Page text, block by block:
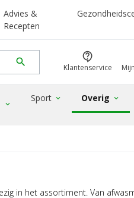
Advies &
Recepten
search contact_support
Klantenservice
expand_more
Sport expand_more Overig expand_more
in het assortiment. Van